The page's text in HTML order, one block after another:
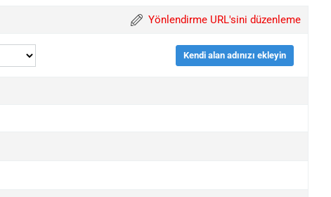
Yönlendirme URL'sini düzenleme
Kendi alan adınızı ekleyin